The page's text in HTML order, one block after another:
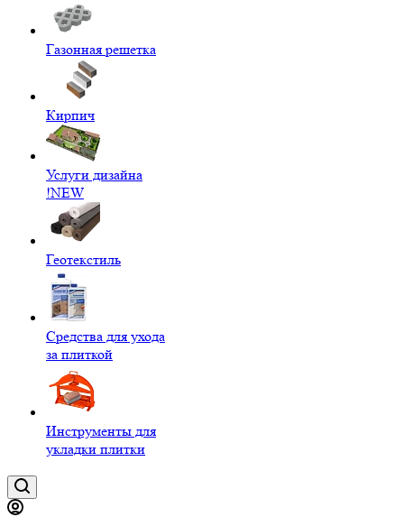
Газонная решетка
Кирпич
Услуги дизайна
!NEW
Геотекстиль
Средства для ухода
за плиткой
Инструменты для
укладки плитки